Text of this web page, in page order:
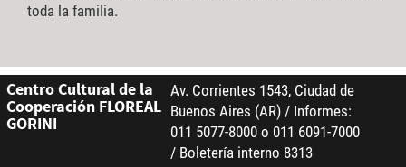
toda la familia.
Centro Cultural de la
Cooperación FLOREAL
GORINI
Av. Corrientes 1543, Ciudad de
Buenos Aires (AR) / Informes:
011 5077-8000 o 011 6091-7000
/ Boletería interno 8313